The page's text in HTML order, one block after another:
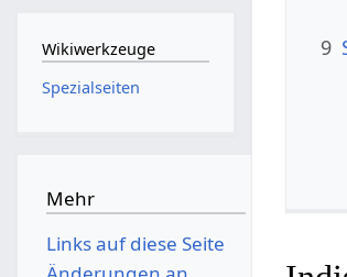
9
Wikiwerkzeuge
Spezialseiten
Mehr
Links auf diese Seite